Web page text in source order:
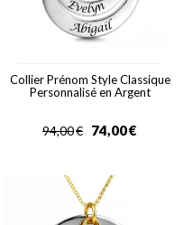
Collier Prénom Style Classique
Personnalisé en Argent
€
94,00 €
74,00